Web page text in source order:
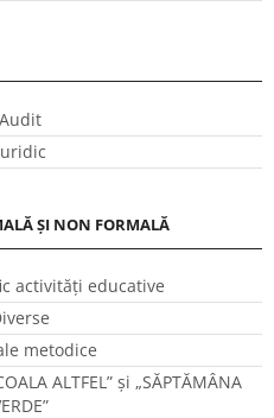
Audit
ȘI NON FORMALĂ
activităţi educative
metodice
ALTFEL” și „SĂPTĂMÂNA